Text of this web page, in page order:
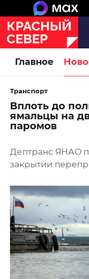
Главное
Транспорт
Вплоть до
ямальцы на
паромов
Дептранс ЯНАО
закрытии